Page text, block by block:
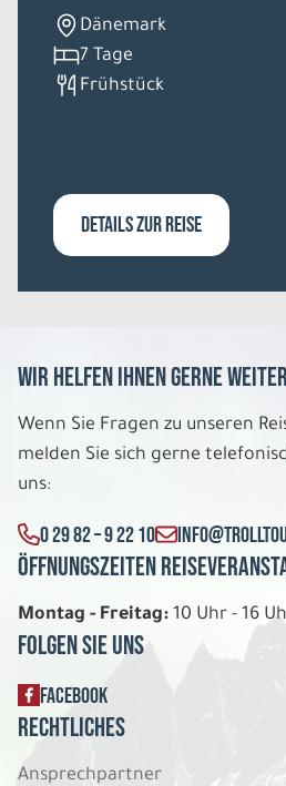
Dänemark
7 Tage
Frühstück
DETAILS ZUR REISE
Wir helfen Ihnen gerne weiter
Wenn Sie Fragen zu unseren
melden Sie sich gerne
uns:
0 29 82 – 9 22 10
Öffnungszeiten
Montag - Freitag: 10 Uhr - 16
Folgen Sie uns
FACEBOOK
Rechtliches
Ansprechpartner